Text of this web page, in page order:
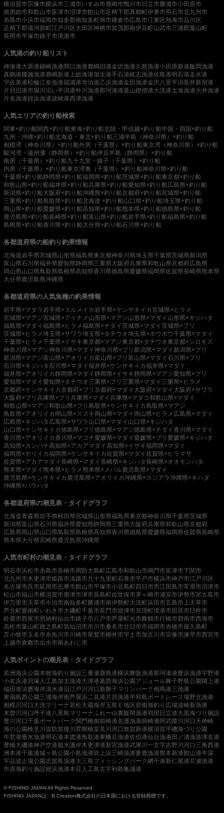
横須賀市宗像市横浜市三浦市いすみ市鹿嶋市鴨川市 日立市勝浦市小田原市
南房総市和歌山市富津市沼津市館山市足柄下郡真鶴町伊東市明石市北九州市
糸島市小浜市福岡市知多郡南知多町旭市鎌倉市広島市江東区熱海市品川区
足柄下郡湯河原町江戸川区 大田区神栖市賀茂郡南伊豆町山武市三浦郡葉山町
長岡市平塚市銚子市境港市
人気港の釣り船リスト
神湊港大原港鐘崎漁港 間口漁港鹿嶋旧港金沢漁港久慈漁港小田原新港飯岡漁港
真鶴港 腰越漁港鹿嶋新港 上総湊港加太港手石港岐志漁港佐島港明石港走水港
宇佐美港松輪江奈漁港福浦港寺泊港乙浜漁港金田漁港金沢八景平潟長井新宿港
片貝旧港市堀川沿い平潟港外川漁港那珂湊港葉山鐙摺港大洗港太海漁港大井漁港
片名漁港姪浜漁港波崎港西津漁港
人気エリアの釣り船検索
関東×釣り船関西×釣り船東海×釣り船北陸・甲信越×釣り船中国・四国×釣り船
九州・沖縄×釣り船北海道・東北×釣り船三浦半島（神奈川県）×釣り船
相模湾（神奈川県）×釣り船外房（千葉県）×釣り船東京湾（神奈川県）×釣り船
駿河湾・遠州灘（静岡県）×釣り船伊豆半島（静岡県）×釣り船
南房（千葉県）×釣り船九十九里・銚子（千葉県）×釣り船
内房（千葉県）×釣り船東京湾奥（千葉県）×釣り船神奈川県×釣り船
千葉県×釣り船静岡県×釣り船福岡県×釣り船茨城県×釣り船東京都×釣り船
和歌山県×釣り船福井県×釣り船兵庫県×釣り船愛知県×釣り船広島県×釣り船
新潟県×釣り船大阪府×釣り船沖縄県×釣り船京都府×釣り船宮城県×釣り船
三重県×釣り船鳥取県×釣り船北海道 ×釣り船山口県×釣り船埼玉県×釣り船
岡山県×釣り船愛媛県×釣り船高知県×釣り船熊本県×釣り船徳島県×釣り船
鹿児島県×釣り船長崎県×釣り船富山県×釣り船岩手県×釣り船福島県×釣り船
島根県×釣り船香川県×釣り船大分県×釣り船石川県×釣り船
各都道府県の船釣り釣果情報
北海道岩手県宮城県山形県福島県東京都神奈川県埼玉県千葉県茨城県新潟県
富山県石川県福井県愛知県静岡県三重県大阪府兵庫県和歌山県京都府広島県
岡山県山口県鳥取県島根県高知県香川県徳島県愛媛県福岡県佐賀県長崎県熊本県
大分県鹿児島県沖縄県
各都道府県の人気魚種の釣果情報
岩手県×マダラ岩手県×スルメイカ岩手県×ケンサキイカ宮城県×ヒラメ
宮城県×マアジ宮城県×アイナメ 山形県×マアジ山形県×マダイ 山形県×キジハタ
福島県×マダイ福島県×ヒラメ福島県×チダイ茨城県×マダイ茨城県×ブリ
茨城県×ヒラメ埼玉県×サワラ埼玉県×タチウオ埼玉県×ホウボウ千葉県×マダイ
千葉県×ヒラメ千葉県×イサキ東京都×マアジ東京都×タチウオ東京都×シロギス
神奈川県×マアジ神奈川県×マダイ神奈川県×ブリ 新潟県×マダイ 新潟県×ブリ
新潟県×マアジ富山県×アオリイカ富山県×ブリ 富山県×マダイ石川県×ブリ
石川県×キジハタ石川県×マダイ福井県×ケンサキイカ福井県×マダイ
福井県×アオリイカ 静岡県×マダイ 静岡県×イサキ静岡県×マアジ愛知県×ブリ
愛知県×マダイ愛知県×タチウオ三重県×ブリ 三重県×マダイ 三重県×ヒラメ
京都府×ケンサキイカ京都府×ブリ 京都府×マダイ 大阪府×マダイ 大阪府×サワラ
大阪府×ブリ 兵庫県×ブリ 兵庫県×マダイ兵庫県×マダコ和歌山県×マダイ
和歌山県×マアジ和歌山県×ブリ 鳥取県×ケンサキイカ鳥取県×マアジ
鳥取県×アオリイカ 岡山県×スズキ 岡山県×マダイ 岡山県×ヒラメ 広島県×マダイ
広島県×キジハタ 広島県×サワラ 山口県×マダイ 山口県×キジハタ
山口県×ケンサキイカ徳島県×ブリ 徳島県×マアジ徳島県×チダイ香川県×マダイ
香川県×アオリイカ香川県×マゴチ愛媛県×マダイ愛媛県×ブリ 愛媛県×キジハタ
高知県×カンパチ高知県×アカアマダイ高知県×イサキ福岡県×マダイ
福岡県×ヤリイカ福岡県×ケンサキイカ佐賀県×マダイ佐賀県×ヒラマサ
佐賀県×アカアマダイ長崎県×マダイ長崎県×キジハタ長崎県×オオモンハタ
熊本県×マダイ 熊本県×ヒラメ 熊本県×メバル鹿児島県×マダイ
鹿児島県×ケンサキイカ 鹿児島県×アオリイカ沖縄県×スジアラ沖縄県×キハダ
沖縄県×バラハタ
各都道府県の潮見表・タイドグラフ
北海道青森県岩手県秋田県宮城県山形県福島県東京都神奈川県千葉県茨城県
新潟県富山県石川県福井県愛知県静岡県三重県大阪府兵庫県和歌山県京都府
広島県岡山県山口県鳥取県島根県高知県香川県徳島県愛媛県福岡県佐賀県長崎県
熊本県大分県宮崎県鹿児島県沖縄県
人気市町村の潮見表・タイドグラフ
明石市浜松市糸島市長崎市周防大島町広島市和歌山市鳴門市富津市下関市
北九州市木更津市姫路市淡路市九十九里町石巻市平戸市横浜市神戸市江戸川区
名古屋市呉市延岡市志摩市館山市平塚市小豆島町四日市市江田島市常滑市沼津市
松山市福山市横須賀市唐津市津市長島町佐世保市茅ヶ崎市浦安市伊勢市宮古島市
伊万里市天草市今治市南知多町勝浦市南伊勢町大洗町浜田市五島市 上天草市
芦北町愛南町いわき市大磯町千葉市長門市焼津市亘理町境港市田原市臼杵市
鈴鹿市西尾市恩納村仙台市銚子市八戸市芦屋町光市舞鶴市行橋市碧南市西海市
高松市葉山町徳之島町気仙沼市市川市桑名市廿日市市福岡市赤穂市屋久島町
苫小牧市玉名市糸魚川市川崎市尾鷲市柳井市宇土市加古川市宗像市諫早市西宮市
上越市倉敷市出水市南あわじ市
人気ポイントの潮見表・タイドグラフ
若洲海浜公園本牧海釣り施設三番瀬鹿島港横浜舞阪漁港那珂湊港豊浜漁港宇野港
小名浜港 貝塚人工島加太漁港大津港葛西海浜公園 アジュール舞子野島公園 閖上港
福田港須磨海岸清水港 旧江戸川河口 新舞子マリンパーク相馬港三池港
東扇島西公園 三浦海岸南芦屋浜二見港 片貝漁港平和島ボートレース場野北漁港
相模川河口 大洗マリーナ若松大蔵海岸玉島Ｅ地区碧南海釣り広場波崎新漁港
木曽川河口呼子港八景島マリーナふれーゆ裏飯岡漁港羽田 日立港大黒海づり施設
豊川河口千葉ポートパーク 関門橋御前崎港名護漁港師崎港 阿武隈川河口 天神崎
海の公園検見川堤防筑後川昇開橋室見川河口敦賀新港横須賀平磯海づり公園
牛窓港垂水漁港明石港本渡港鳥取港東幡豆漁港佐伯港仙台漁港 田ノ浦漁港津名港
豊橋大磯港神戸空港親水護岸木更津港新宮漁港武庫川一文字吉野川河口 三角西港
洲本港千葉港城ヶ島公園小島漁港吹上浜三崎漁港妻鹿漁港熊本新港館山港牛深
宇品波止場公園志賀島漁港大三島フィッシングパーク網干港新仁尾港 片瀬漁港
市原海釣り施設姪浜漁港本荘人工島古宇利島亀浦港
© FISHING JAPAN All Rights Reserved.
FISHING JAPANは、B.Creation株式会社の日本国における登録商標です。